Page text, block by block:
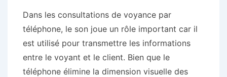
Dans les consultations de voyance par
téléphone, le son joue un rôle important car il
est utilisé pour transmettre les informations
entre le voyant et le client. Bien que le
téléphone élimine la dimension visuelle des